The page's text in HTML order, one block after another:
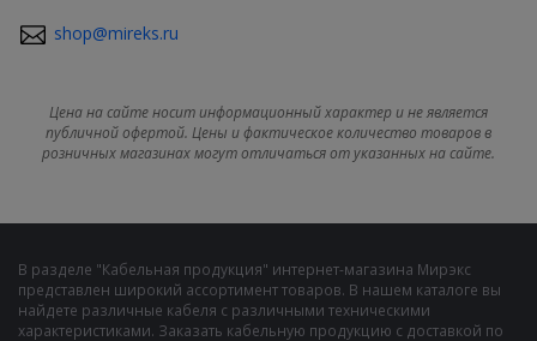
shop@mireks.ru
Цена на сайте носит информационный характер и не является
публичной офертой. Цены и фактическое количество товаров в
розничных магазинах могут отличаться от указанных на сайте.
В разделе "Кабельная продукция" интернет-магазина Мирэкс
представлен широкий ассортимент товаров. В нашем каталоге вы
найдете различные кабеля с различными техническими
характеристиками. Заказать кабельную продукцию с доставкой по